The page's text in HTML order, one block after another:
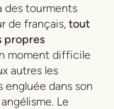
des tourments
de français, tout
propres
moment difficile
autres les
engluée dans son
Le